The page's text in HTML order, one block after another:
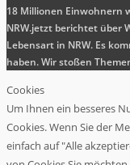
18 Millionen Einwohnern
NRW.jetzt berichtet über
Lebensart in NRW. Es
haben. Wir stoßen
Cookies
Um Ihnen ein besseres
Cookies. Wenn Sie der
einfach auf "Alle